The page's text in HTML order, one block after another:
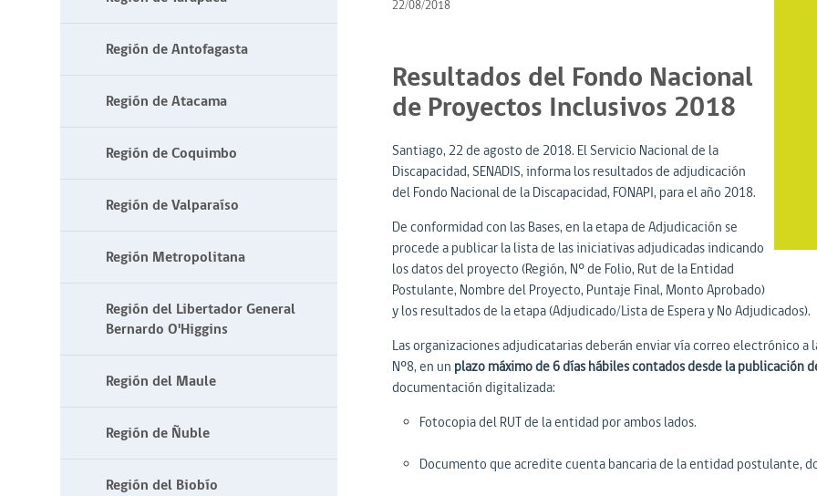
Región de Antofagasta
Región de Atacama
Región de Coquimbo
Región de Valparaíso
Región Metropolitana
Región del Libertador General
Bernardo O'Higgins
Región del Maule
Región de Ñuble
Región del Biobío
22/08/2018
Resultados del Fondo Nacional
de Proyectos Inclusivos 2018
Santiago, 22 de agosto de 2018. El Servicio Nacional de la
Discapacidad, SENADIS, informa los resultados de adjudicación
del Fondo Nacional de la Discapacidad, FONAPI, para el año 2018.
De conformidad con las Bases, en la etapa de Adjudicación se
procede a publicar la lista de las iniciativas adjudicadas indicando
los datos del proyecto (Región, Nº de Folio, Rut de la Entidad
Postulante, Nombre del Proyecto, Puntaje Final, Monto Aprobado)
y los resultados de la etapa (Adjudicado/Lista de Espera y No Adjudicados).
Las organizaciones adjudicatarias deberán enviar vía correo electrónico
Nº8, en un plazo máximo de 6 días hábiles contados desde la publicación
documentación digitalizada:
Fotocopia del RUT de la entidad por ambos lados.
Documento que acredite cuenta bancaria de la entidad postulante,